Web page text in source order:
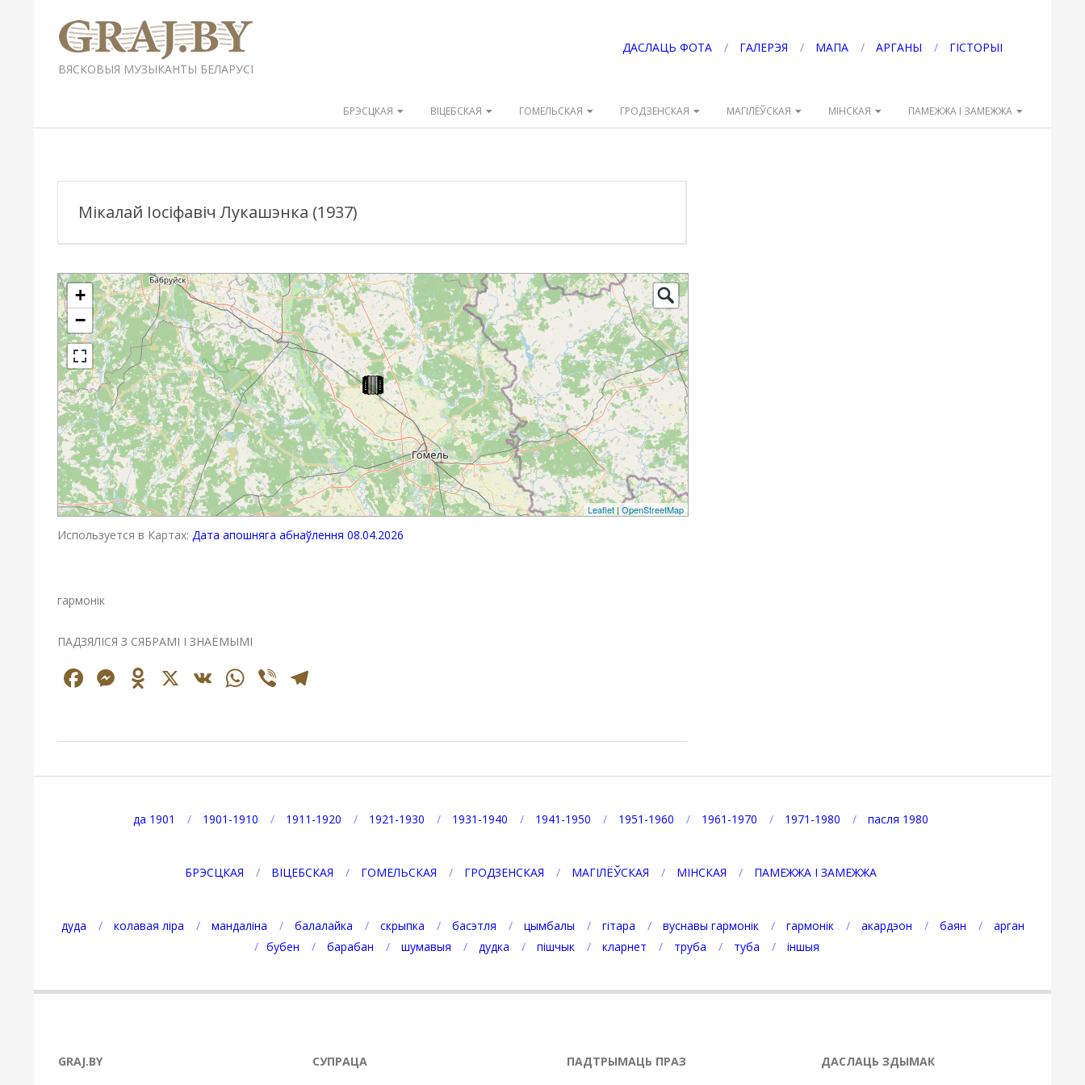
содержимомуGRAJ.BY
ВЯСКОВЫЯ МУЗЫКАНТЫ БЕЛАРУСІ
ДАСЛАЦЬ ФОТА ГАЛЕРЭЯ МАПА АРГАНЫ ГІСТОРЫІ
меню
БРЭСЦКАЯ ВІЦЕБСКАЯ ГОМЕЛЬСКАЯ ГРОДЗЕНСКАЯ МАГІЛЁЎСКАЯ МІНСКАЯ ПАМЕЖЖА І ЗАМЕЖЖА
Мікалай Іосіфавіч Лукашэнка (1937)
+
−
Leaflet | OpenStreetMap
Используется в Картах: Дата апошняга абнаўлення 08.04.2026
гармонік
ПАДЗЯЛІСЯ З СЯБРАМІ І ЗНАЁМЫМІ
Facebook
Messenger
Odnoklassniki
X VK WhatsApp
Viber
09-
да 1901
1901-1910 1911-1920 1921-1930 1931-1940 1941-1950 1951-1960 1961-1970 1971-1980 пасля 1980
БРЭСЦКАЯ ВІЦЕБСКАЯ ГОМЕЛЬСКАЯ ГРОДЗЕНСКАЯ МАГІЛЁЎСКАЯ МІНСКАЯ ПАМЕЖЖА І ЗАМЕЖЖА
дуда колавая ліра мандаліна балалайка скрыпка басэтля цымбалы гітара вуснавы гармонік гармонік акардэон баян
арган
бубен
барабан шумавыя дудка пішчык кларнет труба туба іншыя
GRAJ.BY СУПРАЦА ПАДТРЫМАЦЬ ПРАЗ ДАСЛАЦЬ ЗДЫМАК